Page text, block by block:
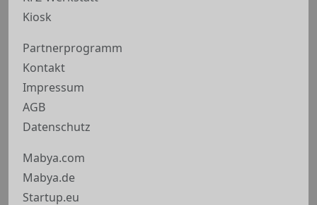
Kiosk
Partnerprogramm
Kontakt
Impressum
AGB
Datenschutz
Mabya.com
Mabya.de
Startup.eu